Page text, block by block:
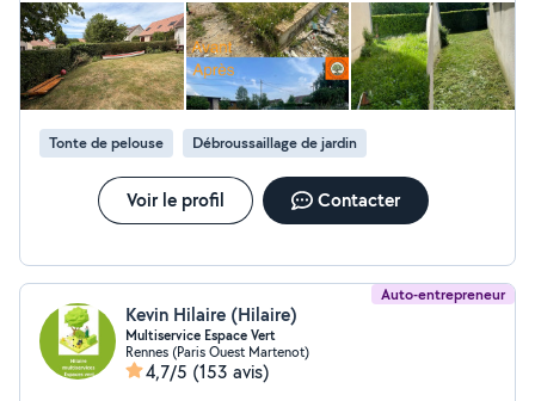
verts que nous avions déjà. Et le résultat est incroyable. J'ai pris
des photos avant et cela n'a plus rien à voir. Pendant 5 heures,
sans aucune pause, il n'a cessé de travailler. Un grand merci
Stéphane. Delphine & Pascal
Tonte de pelouse Débroussaillage de jardin
Voir le profil Contacter
Auto-entrepreneur
Kevin Hilaire (Hilaire)
Multiservice Espace Vert
Rennes (Paris Ouest Martenot)
4,7/5 (153 avis)